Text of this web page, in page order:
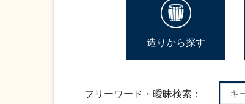
造りから探す
フリーワード・曖昧検索：